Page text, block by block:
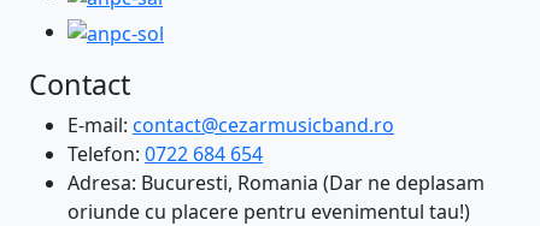
Contact
E-mail: contact@cezarmusicband.ro
Telefon: 0722 684 654
Adresa: Bucuresti, Romania (Dar ne deplasam
oriunde cu placere pentru evenimentul tau!)